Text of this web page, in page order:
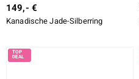
149,- €
Kanadische Jade-Silberring